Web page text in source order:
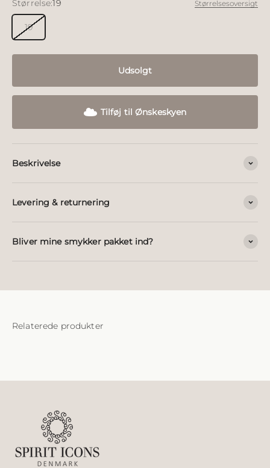
Størrelse:19 Størrelsesoversigt
19
Udsolgt
Tilføj til Ønskeskyen
Beskrivelse
Levering & returnering
Bliver mine smykker pakket ind?